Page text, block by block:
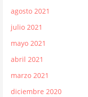
agosto 2021
julio 2021
mayo 2021
abril 2021
marzo 2021
diciembre 2020